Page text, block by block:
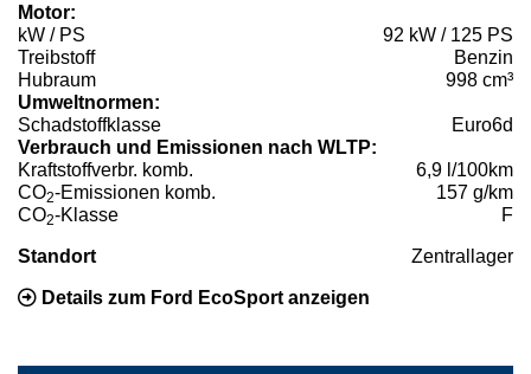
Motor:
kW / PS
92 kW / 125 PS
Treibstoff
Benzin
Hubraum
998 cm³
Umweltnormen:
Schadstoffklasse
Euro6d
Verbrauch und Emissionen nach WLTP:
Kraftstoffverbr. komb.
6,9 l/100km
CO2-Emissionen komb.
157 g/km
CO2-Klasse F
Standort Zentrallager
Details zum Ford EcoSport anzeigen